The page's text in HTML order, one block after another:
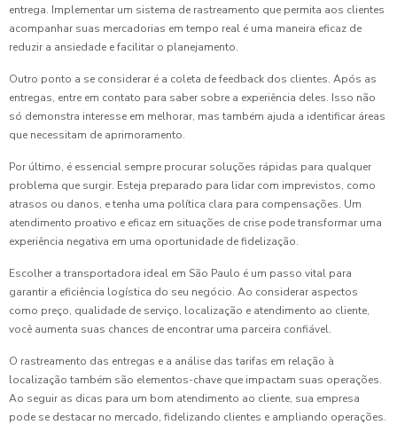
entrega. Implementar um sistema de rastreamento que permita aos clientes
acompanhar suas mercadorias em tempo real é uma maneira eficaz de
reduzir a ansiedade e facilitar o planejamento.
Outro ponto a se considerar é a coleta de feedback dos clientes. Após as
entregas, entre em contato para saber sobre a experiência deles. Isso não
só demonstra interesse em melhorar, mas também ajuda a identificar áreas
que necessitam de aprimoramento.
Por último, é essencial sempre procurar soluções rápidas para qualquer
problema que surgir. Esteja preparado para lidar com imprevistos, como
atrasos ou danos, e tenha uma política clara para compensações. Um
atendimento proativo e eficaz em situações de crise pode transformar uma
experiência negativa em uma oportunidade de fidelização.
Escolher a transportadora ideal em São Paulo é um passo vital para
garantir a eficiência logística do seu negócio. Ao considerar aspectos
como preço, qualidade de serviço, localização e atendimento ao cliente,
você aumenta suas chances de encontrar uma parceira confiável.
O rastreamento das entregas e a análise das tarifas em relação à
localização também são elementos-chave que impactam suas operações.
Ao seguir as dicas para um bom atendimento ao cliente, sua empresa
pode se destacar no mercado, fidelizando clientes e ampliando operações.